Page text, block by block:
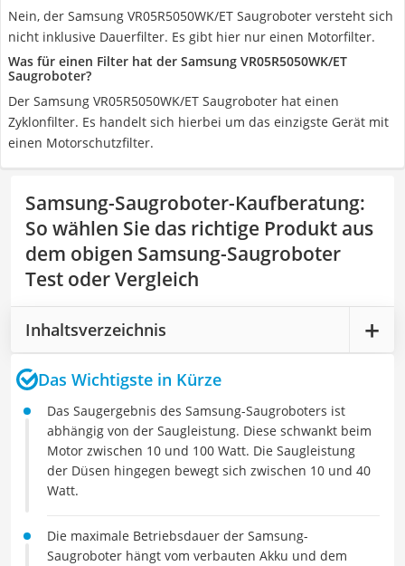
Nein, der Samsung VR05R5050WK/ET Saugroboter versteht sich
nicht inklusive Dauerfilter. Es gibt hier nur einen Motorfilter.
Was für einen Filter hat der Samsung VR05R5050WK/ET
Saugroboter?
Der Samsung VR05R5050WK/ET Saugroboter hat einen
Zyklonfilter. Es handelt sich hierbei um das einzigste Gerät mit
einen Motorschutzfilter.
Samsung-Saugroboter-Kaufberatung:
So wählen Sie das richtige Produkt aus
dem obigen Samsung-Saugroboter
Test oder Vergleich
Inhaltsverzeichnis
Das Wichtigste in Kürze
Das Saugergebnis des Samsung-Saugroboters ist
abhängig von der Saugleistung. Diese schwankt beim
Motor zwischen 10 und 100 Watt. Die Saugleistung
der Düsen hingegen bewegt sich zwischen 10 und 40
Watt.
Die maximale Betriebsdauer der Samsung-
Saugroboter hängt vom verbauten Akku und dem